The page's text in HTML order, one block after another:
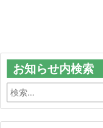
お知らせ内検索